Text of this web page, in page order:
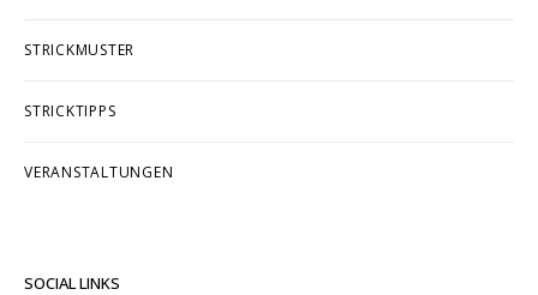
STRICKMUSTER
STRICKTIPPS
VERANSTALTUNGEN
SOCIAL LINKS